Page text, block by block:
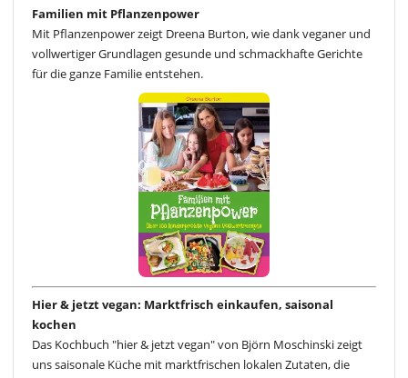
Familien mit Pflanzenpower
Mit Pflanzenpower zeigt Dreena Burton, wie dank veganer und
vollwertiger Grundlagen gesunde und schmackhafte Gerichte
für die ganze Familie entstehen.
Hier & jetzt vegan: Marktfrisch einkaufen, saisonal
kochen
Das Kochbuch "hier & jetzt vegan" von Björn Moschinski zeigt
uns saisonale Küche mit marktfrischen lokalen Zutaten, die